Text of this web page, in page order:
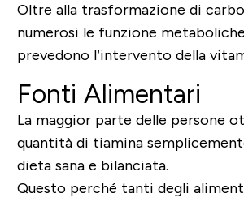
Oltre alla trasformazione di
numerosi le funzione
prevedono l’intervento della
Fonti Alimentari
La maggior parte delle persone
quantità di tiamina
dieta sana e bilanciata.
Questo perché tanti degli